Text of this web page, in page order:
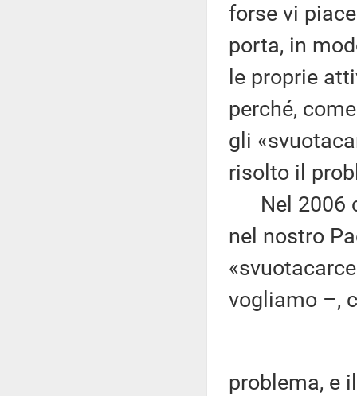
forse vi
porta, in
le proprie
perché,
gli
risolto il
Nel 2006
nel nostro
vogliamo –,
problema, e